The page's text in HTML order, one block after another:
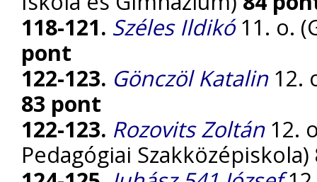
118-121. Széles Ildikó11. o.
pont
122-123. Gönczöl Katalin12.
83 pont
122-123. Rozovits Zoltán12.
Pedagógiai Szakközépiskola)